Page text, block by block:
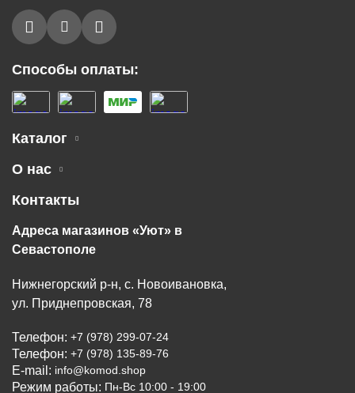
Способы оплаты:
Каталог
О нас
Контакты
Адреса магазинов «Уют» в
Севастополе
Нижнегорский р-н, с. Новоивановка,
ул. Приднепровская, 78
Телефон: +7 (978) 299-07-24
Телефон: +7 (978) 135-89-76
E-mail: info@komod.shop
Режим работы: Пн-Вс 10:00 - 19:00